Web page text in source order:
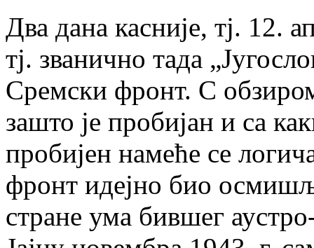
Два дана касније, тј. 12.
тј. званично тада
Сремски фронт. С
зашто је пробијан и са
пробијен намеће се
фронт идејно био
стране ума бившег